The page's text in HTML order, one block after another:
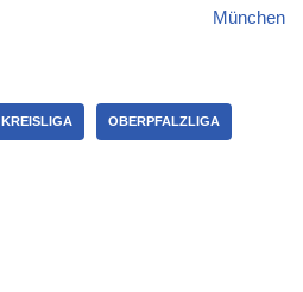
München
KREISLIGA OBERPFALZLIGA